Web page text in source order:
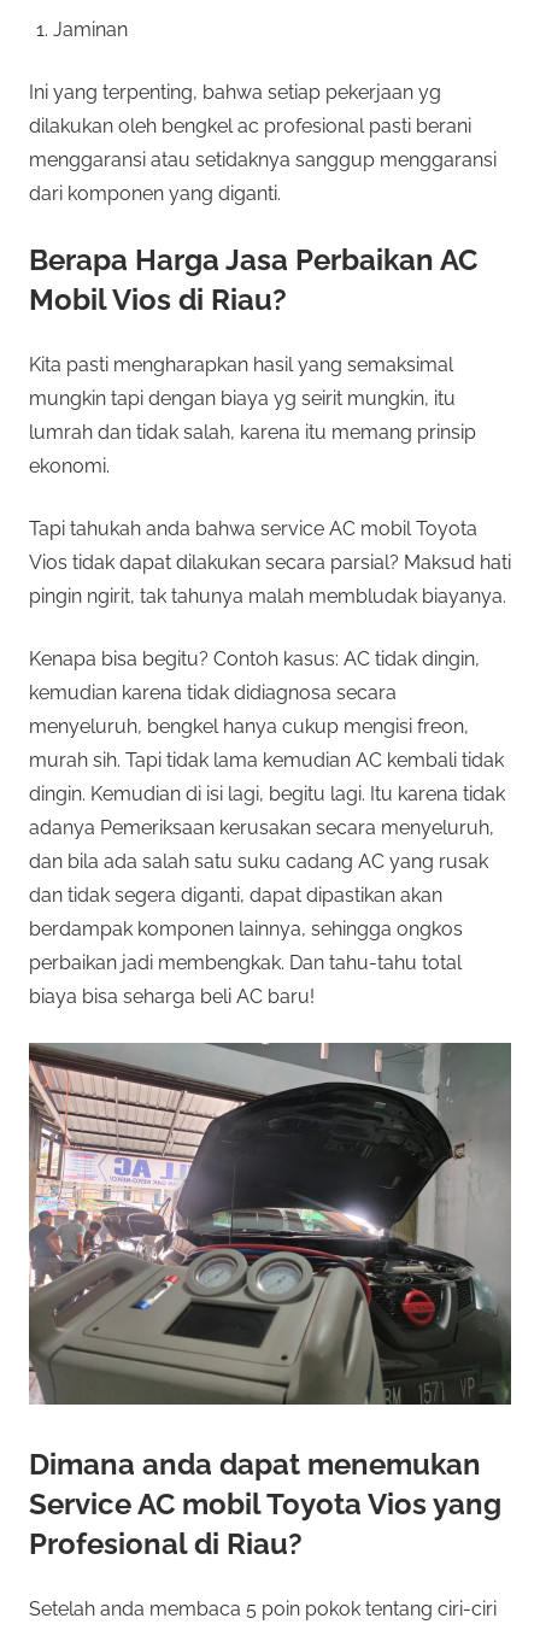
Jaminan
Ini yang terpenting, bahwa setiap pekerjaan yg
dilakukan oleh bengkel ac profesional pasti berani
menggaransi atau setidaknya sanggup menggaransi
dari komponen yang diganti.
Berapa Harga Jasa Perbaikan AC
Mobil Vios di Riau?
Kita pasti mengharapkan hasil yang semaksimal
mungkin tapi dengan biaya yg seirit mungkin, itu
lumrah dan tidak salah, karena itu memang prinsip
ekonomi.
Tapi tahukah anda bahwa service AC mobil Toyota
Vios tidak dapat dilakukan secara parsial? Maksud hati
pingin ngirit, tak tahunya malah membludak biayanya.
Kenapa bisa begitu? Contoh kasus: AC tidak dingin,
kemudian karena tidak didiagnosa secara
menyeluruh, bengkel hanya cukup mengisi freon,
murah sih. Tapi tidak lama kemudian AC kembali tidak
dingin. Kemudian di isi lagi, begitu lagi. Itu karena tidak
adanya Pemeriksaan kerusakan secara menyeluruh,
dan bila ada salah satu suku cadang AC yang rusak
dan tidak segera diganti, dapat dipastikan akan
berdampak komponen lainnya, sehingga ongkos
perbaikan jadi membengkak. Dan tahu-tahu total
biaya bisa seharga beli AC baru!
Dimana anda dapat menemukan
Service AC mobil Toyota Vios yang
Profesional di Riau?
Setelah anda membaca 5 poin pokok tentang ciri-ciri